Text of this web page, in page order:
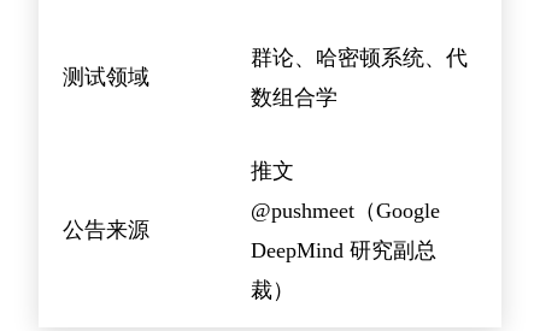
测试领域
群论、哈密顿系统、代
数组合学
公告来源
推文
@pushmeet（Google
DeepMind 研究副总
裁）